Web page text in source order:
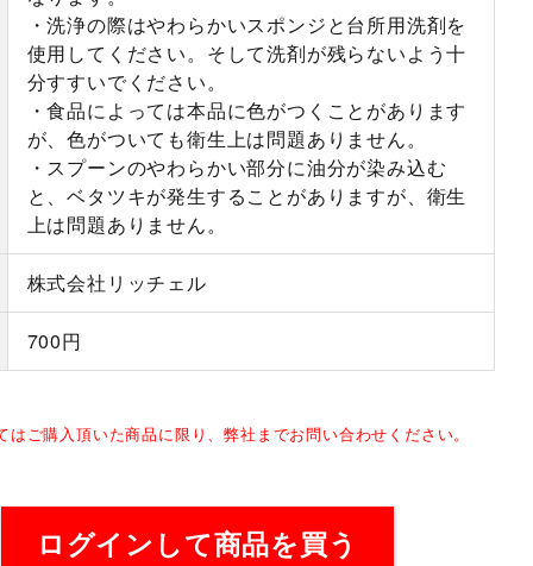
・洗浄の際はやわらかいスポンジと台所用洗剤を
使用してください。そして洗剤が残らないよう十
分すすいでください。
・食品によっては本品に色がつくことがあります
が、色がついても衛生上は問題ありません。
・スプーンのやわらかい部分に油分が染み込む
と、ベタツキが発生することがありますが、衛生
上は問題ありません。
株式会社リッチェル
700円
ご購入頂いた商品に限り、弊社までお問い合わせください。
ログインして商品を買う